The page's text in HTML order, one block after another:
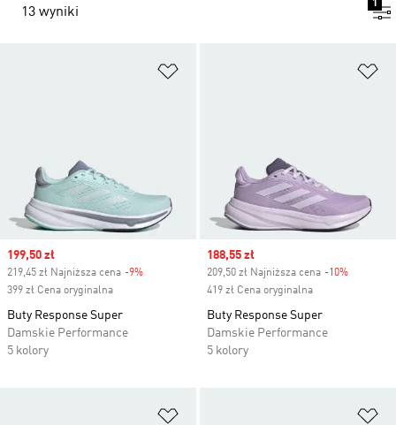
13 wyniki
1
Sale price
199,50 zł
219,45 zł Najniższa cena -9%
399 zł Cena oryginalna
Buty Response Super
Damskie Performance
5 kolory
Sale price
188,55 zł
209,50 zł Najniższa cena -10%
419 zł Cena oryginalna
Buty Response Super
Damskie Performance
5 kolory